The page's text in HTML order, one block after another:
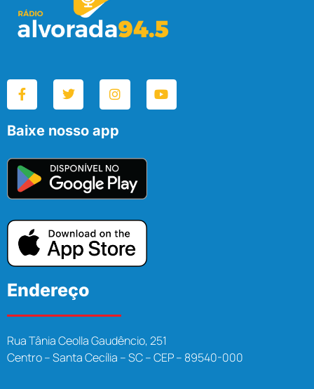
Baixe nosso app
Endereço
Rua Tânia Ceolla Gaudêncio, 251
Centro – Santa Cecília – SC – CEP – 89540-000